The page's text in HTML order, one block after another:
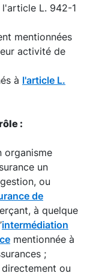
l'article L. 942-1
mentionnées
activité de
à l'article L.
:
organisme
un
ou
de
à quelque
intermédiation
mentionnée à
;
ou